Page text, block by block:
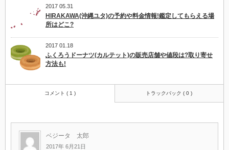
2017 05.31
HIRAKAWA(沖縄ユタ)の予約や料金情報!鑑定してもらえる場
所はどこ?
2017 01.18
ふくろうドーナツ(カルテット)の販売店舗や値段は?取り寄せ
方法も!
コメント ( 1 ) トラックバック ( 0 )
ベジータ 太郎
2017年 6月21日